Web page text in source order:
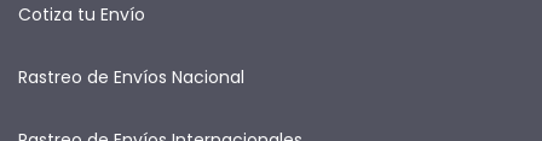
Cotiza tu Envío
Rastreo de Envíos Nacional